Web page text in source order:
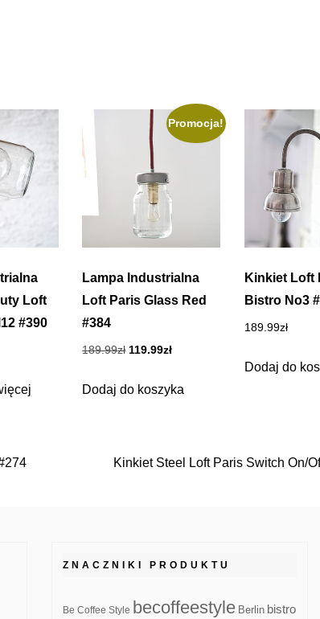
Loft
#390
Promocja!
Lampa Industrialna
Loft Paris Glass Red
#384
189.99zł Pierwotna
wynosiła:
119.99złAktualna
wynosi:
Dodaj do koszyka
Kinkiet Loft
Bistro No3
189.99zł
Dodaj do
Kinkiet Steel Loft Paris Switch On/
ZNACZNIKI PRODUKTU
Be Coffee Style becoffeestyle Berlin bistro